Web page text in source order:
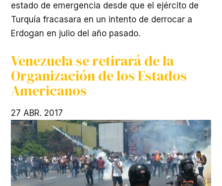
estado de emergencia desde que el ejército de
Turquía fracasara en un intento de derrocar a
Erdogan en julio del año pasado.
Venezuela se retirará de la
Organización de los Estados
Americanos
27 ABR. 2017